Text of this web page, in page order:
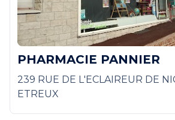
PHARMACIE PANNIER
239 RUE DE L'ECLAIREUR DE
ETREUX